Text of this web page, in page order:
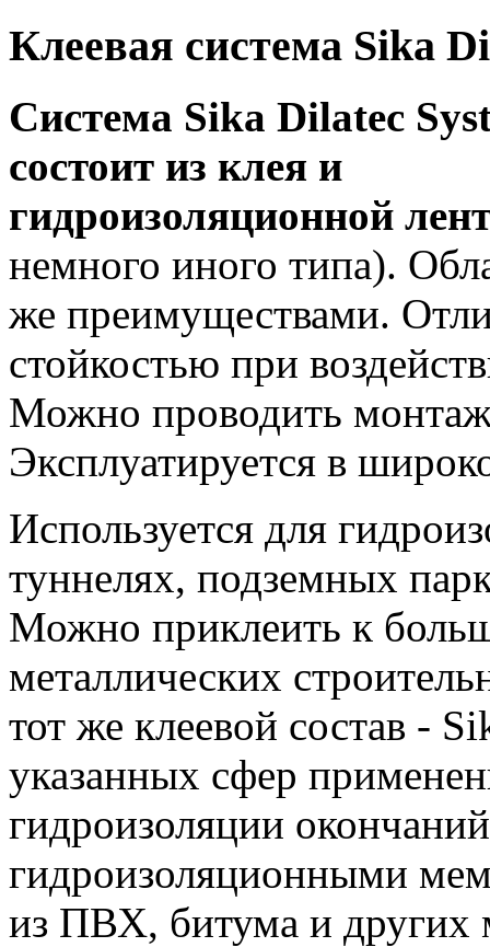
Клеевая система Sika
Система Sika Dilatec
состоит из клея и
гидроизоляционной
немного иного типа).
же преимуществами.
стойкостью при
Можно проводить
Эксплуатируется в
Используется для
туннелях, подземных
Можно приклеить к
металлических
тот же клеевой состав -
указанных сфер
гидроизоляции
гидроизоляционными
из ПВХ, битума и других